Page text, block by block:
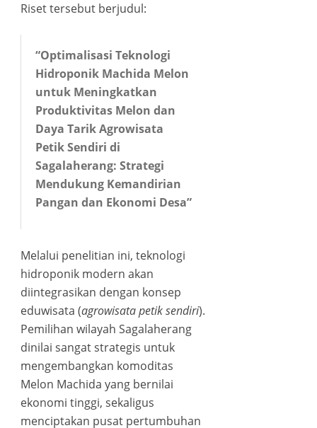
panel
panel
panel
panel
panel
panel
panel
Panel
Riset tersebut berjudul:
“Optimalisasi Teknologi
Hidroponik Machida Melon
untuk Meningkatkan
Produktivitas Melon dan
Daya Tarik Agrowisata
Petik Sendiri di
Sagalaherang: Strategi
Mendukung Kemandirian
Pangan dan Ekonomi Desa”
Melalui penelitian ini, teknologi
hidroponik modern akan
diintegrasikan dengan konsep
eduwisata (agrowisata petik sendiri).
Pemilihan wilayah Sagalaherang
dinilai sangat strategis untuk
mengembangkan komoditas
Melon Machida yang bernilai
ekonomi tinggi, sekaligus
menciptakan pusat pertumbuhan